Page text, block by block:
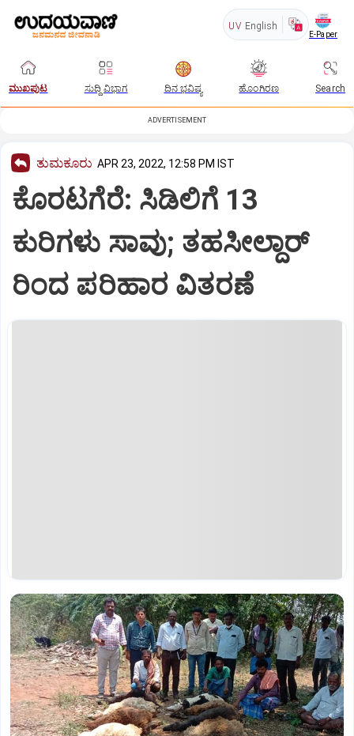
UV English
E-Paper
ಮುಖಪುಟ ಸುದ್ದಿ ವಿಭಾಗ ದಿನ ಭವಿಷ್ಯ ಹೊಂಗಿರಣ Search
ADVERTISEMENT
ತುಮಕೂರು APR 23, 2022, 12:58 PM IST
ಕೊರಟಗೆರೆ: ಸಿಡಿಲಿಗೆ 13
ಕುರಿಗಳು ಸಾವು; ತಹಸೀಲ್ದಾರ್
ರಿಂದ ಪರಿಹಾರ ವಿತರಣೆ